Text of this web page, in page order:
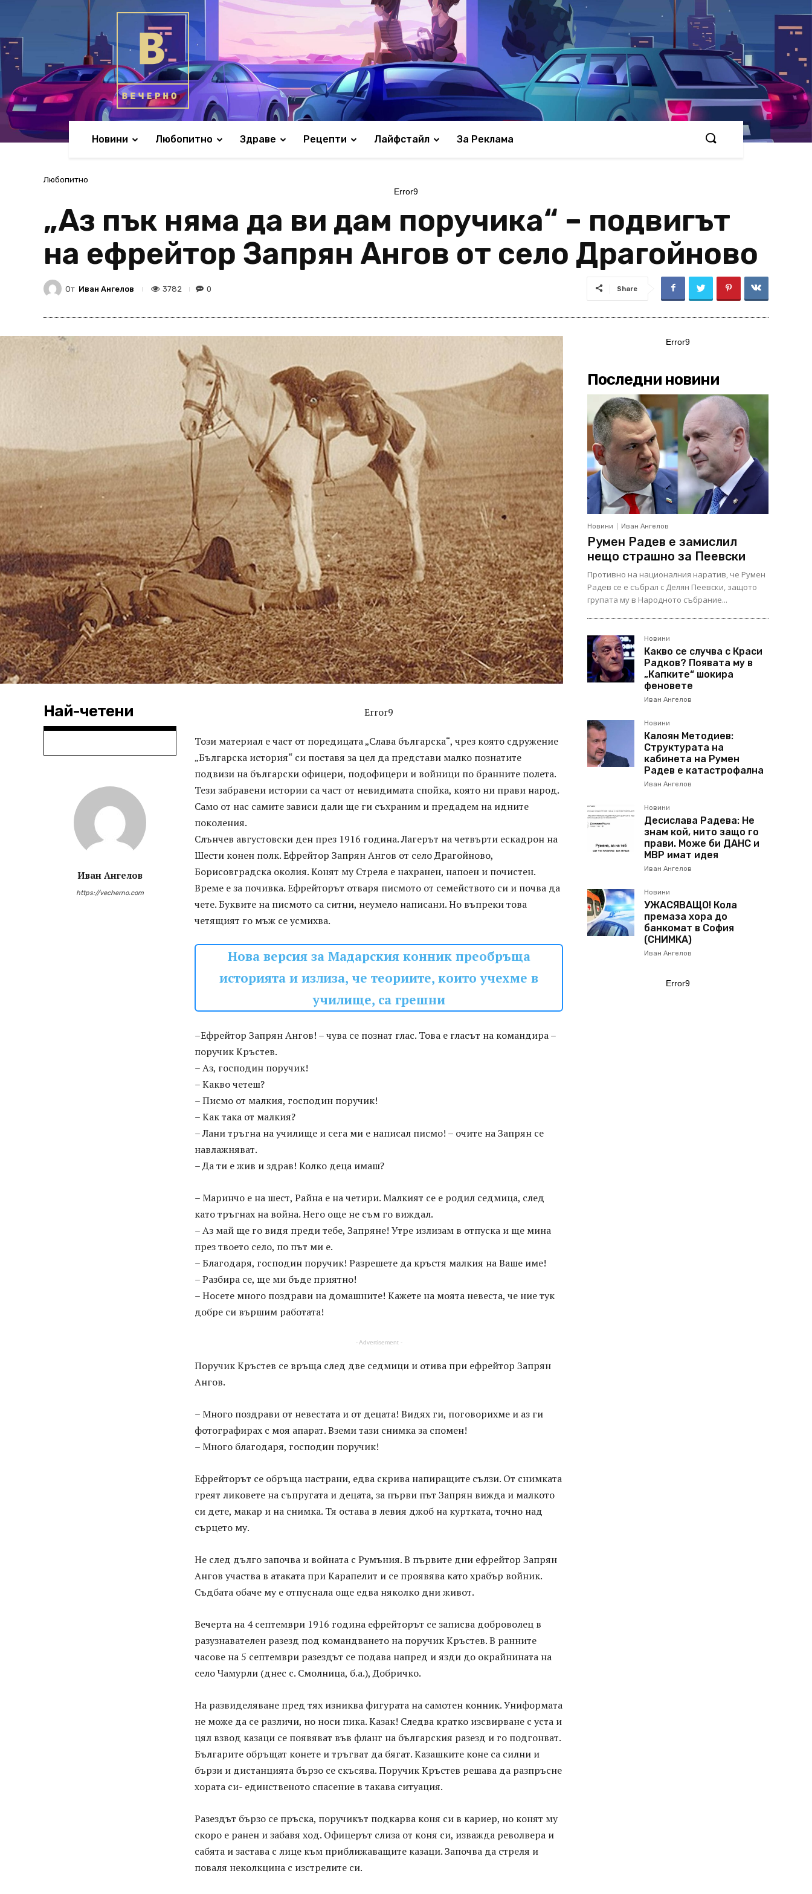
Новини Любопитно Здраве Рецепти Лайфстайл За Реклама
Любопитно
Error9
„Аз пък няма да ви дам поручика“ – подвигът
на ефрейтор Запрян Ангов от село Драгойново
От Иван Ангелов 3782 0 Share
Най-четени
Иван Ангелов
https://vecherno.com
Error9
Този материал е част от поредицата „Слава българска“, чрез която сдружение
„Българска история“ си поставя за цел да представи малко познатите
подвизи на български офицери, подофицери и войници по бранните полета.
Тези забравени истории са част от невидимата спойка, която ни прави народ.
Само от нас самите зависи дали ще ги съхраним и предадем на идните
поколения.
Слънчев августовски ден през 1916 година. Лагерът на четвърти ескадрон на
Шести конен полк. Ефрейтор Запрян Ангов от село Драгойново,
Борисовградска околия. Конят му Стрела е нахранен, напоен и почистен.
Време е за почивка. Ефрейторът отваря писмото от семейството си и почва да
чете. Буквите на писмото са ситни, неумело написани. Но въпреки това
четящият го мъж се усмихва.
Нова версия за Мадарския конник преобръща
историята и излиза, че теориите, които учехме в
училище, са грешни
–Ефрейтор Запрян Ангов! – чува се познат глас. Това е гласът на командира –
поручик Кръстев.
– Аз, господин поручик!
– Какво четеш?
– Писмо от малкия, господин поручик!
– Как така от малкия?
– Лани тръгна на училище и сега ми е написал писмо! – очите на Запрян се
навлажняват.
– Да ти е жив и здрав! Колко деца имаш?
– Маринчо е на шест, Райна е на четири. Малкият се е родил седмица, след
като тръгнах на война. Него още не съм го виждал.
– Аз май ще го видя преди тебе, Запряне! Утре излизам в отпуска и ще мина
през твоето село, по път ми е.
– Благодаря, господин поручик! Разрешете да кръстя малкия на Ваше име!
– Разбира се, ще ми бъде приятно!
– Носете много поздрави на домашните! Кажете на моята невеста, че ние тук
добре си вършим работата!
- Advertisement -
Поручик Кръстев се връща след две седмици и отива при ефрейтор Запрян
Ангов.
– Много поздрави от невестата и от децата! Видях ги, поговорихме и аз ги
фотографирах с моя апарат. Вземи тази снимка за спомен!
– Много благодаря, господин поручик!
Ефрейторът се обръща настрани, едва скрива напиращите сълзи. От снимката
греят ликовете на съпругата и децата, за първи път Запрян вижда и малкото
си дете, макар и на снимка. Тя остава в левия джоб на куртката, точно над
сърцето му.
Не след дълго започва и войната с Румъния. В първите дни ефрейтор Запрян
Ангов участва в атаката при Карапелит и се проявява като храбър войник.
Съдбата обаче му е отпуснала още едва няколко дни живот.
Вечерта на 4 септември 1916 година ефрейторът се записва доброволец в
разузнавателен разезд под командването на поручик Кръстев. В ранните
часове на 5 септември разездът се подава напред и язди до окрайнината на
село Чамурли (днес с. Смолница, б.а.), Добричко.
На развиделяване пред тях изниква фигурата на самотен конник. Униформата
не може да се различи, но носи пика. Казак! Следва кратко изсвирване с уста и
цял взвод казаци се появяват във фланг на българския разезд и го подгонват.
Българите обръщат конете и тръгват да бягат. Казашките коне са силни и
бързи и дистанцията бързо се скъсява. Поручик Кръстев решава да разпръсне
хората си- единственото спасение в такава ситуация.
Разездът бързо се пръска, поручикът подкарва коня си в кариер, но конят му
скоро е ранен и забавя ход. Офицерът слиза от коня си, изважда револвера и
сабята и застава с лице към приближаващите казаци. Започва да стреля и
поваля неколкцина с изстрелите си.
Error9
Последни новини
Новини Иван Ангелов
Румен Радев е замислил
нещо страшно за Пеевски
Противно на националния наратив, че Румен
Радев се е събрал с Делян Пеевски, защото
групата му в Народното събрание...
Новини
Какво се случва с Краси
Радков? Появата му в
„Капките“ шокира
феновете
Иван Ангелов
Новини
Калоян Методиев:
Структурата на
кабинета на Румен
Радев е катастрофална
Иван Ангелов
Новини
Десислава Радева: Не
знам кой, нито защо го
прави. Може би ДАНС и
МВР имат идея
Иван Ангелов
Новини
УЖАСЯВАЩО! Кола
премаза хора до
банкомат в София
(СНИМКА)
Иван Ангелов
Error9